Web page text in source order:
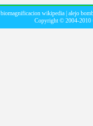
biomagnificacion wikipedia| alejo
Copyright © 2004-2010